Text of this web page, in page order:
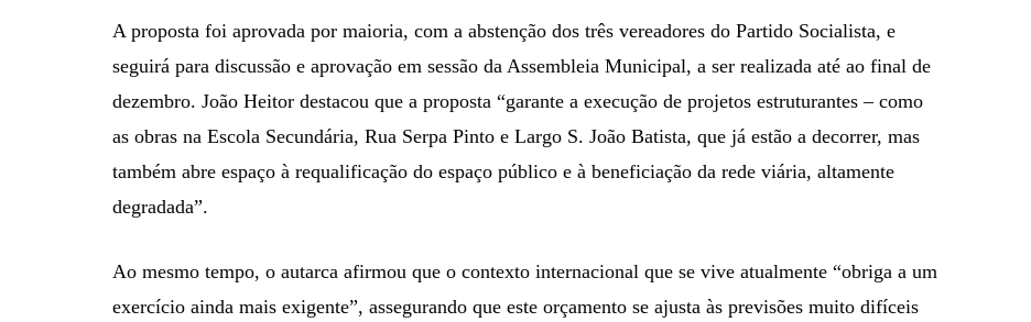
A proposta foi aprovada por maioria, com a abstenção dos três vereadores do Partido Socialista, e
seguirá para discussão e aprovação em sessão da Assembleia Municipal, a ser realizada até ao final de
dezembro. João Heitor destacou que a proposta “garante a execução de projetos estruturantes – como
as obras na Escola Secundária, Rua Serpa Pinto e Largo S. João Batista, que já estão a decorrer, mas
também abre espaço à requalificação do espaço público e à beneficiação da rede viária, altamente
degradada”.
Ao mesmo tempo, o autarca afirmou que o contexto internacional que se vive atualmente “obriga a um
exercício ainda mais exigente”, assegurando que este orçamento se ajusta às previsões muito difíceis